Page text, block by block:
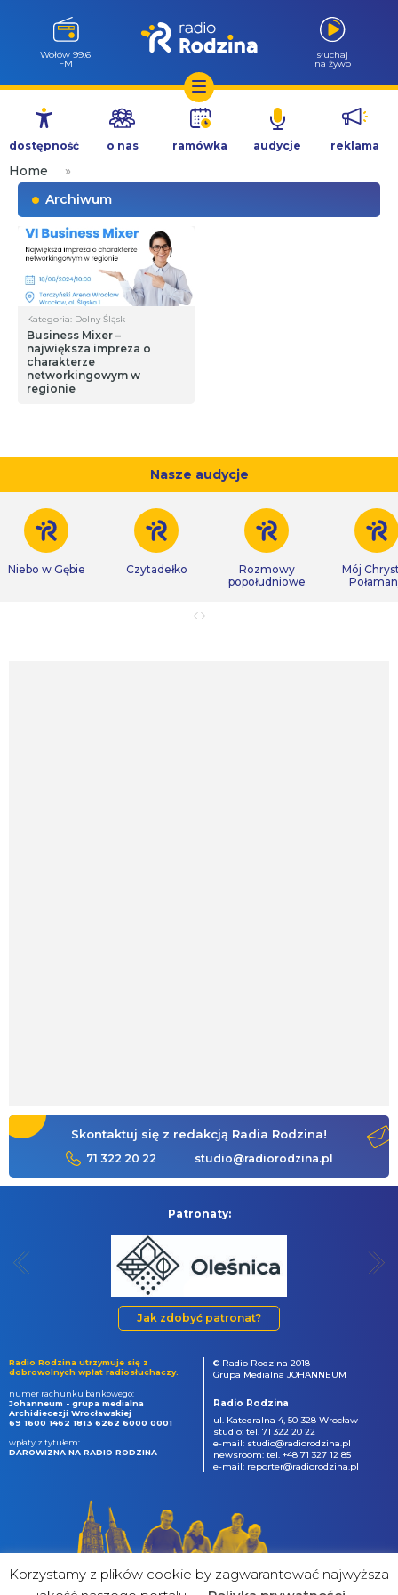
Przejdź
treści
Wołów 99.6
FM
słuchaj
na żywo
dostępność o nas ramówka audycje reklama
Home
»
Archiwum
Kategoria: Dolny Śląsk
Business Mixer –
największa impreza o
charakterze
networkingowym w
regionie
Nasze audycje
Niebo w Gębie Czytadełko
Rozmowy
popołudniowe
Mój
Skontaktuj się z redakcją Radia Rodzina!
71 322 20 22 studio@radiorodzina.pl
Patronaty:
Jak zdobyć patronat?
Radio Rodzina utrzymuje się z
dobrowolnych wpłat radiosłuchaczy.
numer rachunku bankowego:
Johanneum - grupa medialna
Archidiecezji Wrocławskiej
69 1600 1462 1813 6262 6000 0001
wpłaty z tytułem:
DAROWIZNA NA RADIO RODZINA
© Radio Rodzina 2018 |
Grupa Medialna JOHANNEUM
Radio Rodzina
ul. Katedralna 4, 50-328 Wrocław
studio: tel. 71 322 20 22
e-mail: studio@radiorodzina.pl
newsroom: tel. +48 71 327 12 85
e-mail: reporter@radiorodzina.pl
Korzystamy z plików cookie by zagwarantować najwyższa